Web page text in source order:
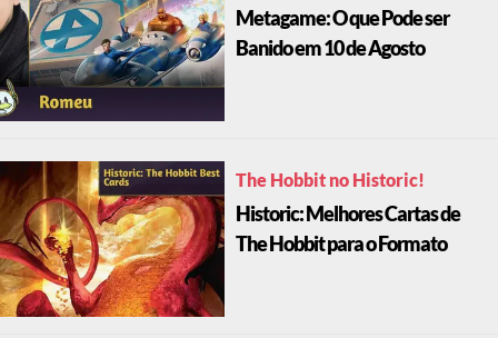
Metagame: O que Pode ser
Banido em 10 de Agosto
The Hobbit no Historic!
Historic: Melhores Cartas de
The Hobbit para o Formato